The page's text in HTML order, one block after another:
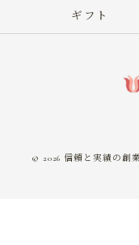
ギフト
© 2026 信頼と実績の創